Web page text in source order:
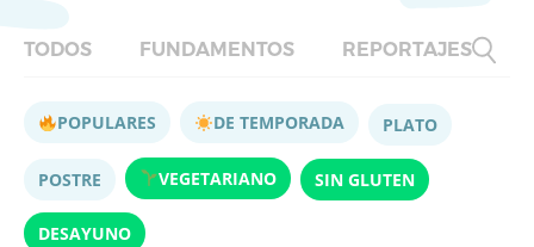
TODOS FUNDAMENTOS REPORTAJES
POPULARES DE TEMPORADA PLATO
POSTRE VEGETARIANO SIN GLUTEN
DESAYUNO